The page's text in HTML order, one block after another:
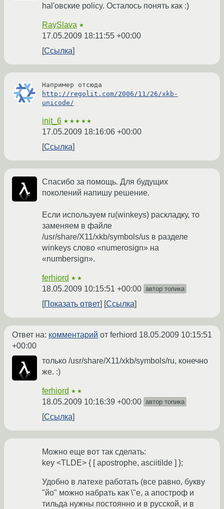
hal'овские policy. Осталось понять как :)
RaySlava ★
17.05.2009 18:11:55 +00:00
Ссылка
http://regolit.com/2006/11/26/xkb-
unicode/
init_6 ★★★★★
17.05.2009 18:16:06 +00:00
Ссылка
Спасибо за помощь. Для будущих
поколений напишу решение.
Если используем ru(winkeys) раскладку, то
заменяем в файле
/usr/share/X11/xkb/symbols/us в разделе
winkeys слово «numerosign» на
«numbersign».
ferhiord ★★
18.05.2009 10:15:51 +00:00 автор топика
Показать ответ Ссылка
Ответ на: комментарий от ferhiord 18.05.2009 10:15:51
+00:00
только /usr/share/X11/xkb/symbols/ru, конечно
же. :)
ferhiord ★★
18.05.2009 10:16:39 +00:00 автор топика
Ссылка
Можно еще вот так сделать:
key <TLDE> { [ apostrophe, asciitilde ] };
Удобно в латехе работать (все равно, букву
"йо" можно набрать как \"е, а апостроф и
тильда нужны постоянно и в русской, и в